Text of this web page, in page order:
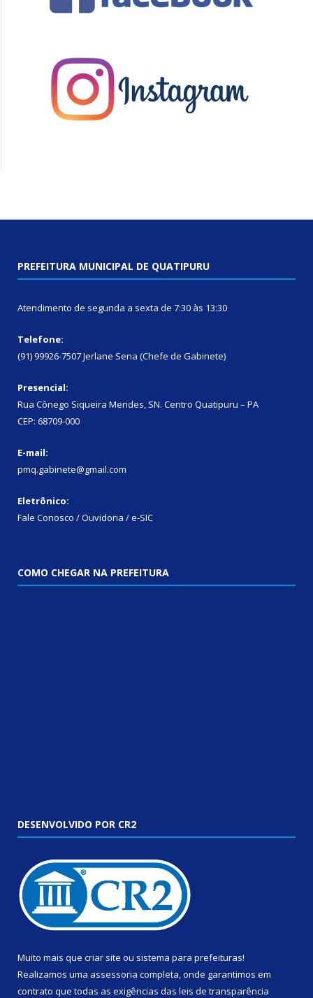
PREFEITURA MUNICIPAL DE QUATIPURU
Atendimento de segunda a sexta de 7:30 às 13:30
Telefone:
(91) 99926-7507 Jerlane Sena (Chefe de Gabinete)
Presencial:
Rua Cônego Siqueira Mendes, SN. Centro Quatipuru – PA
CEP: 68709-000
E-mail:
pmq.gabinete@gmail.com
Eletrônico:
Fale Conosco / Ouvidoria / e-SIC
COMO CHEGAR NA PREFEITURA
DESENVOLVIDO POR CR2
Muito mais que criar site ou sistema para prefeituras!
Realizamos uma assessoria completa, onde garantimos em
contrato que todas as exigências das leis de transparência